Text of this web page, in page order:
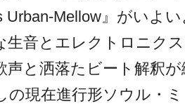
Urban-Mellow』がいよ
生音とエレクトロニク
声と洒落たビート解釈
の現在進行形ソウル・